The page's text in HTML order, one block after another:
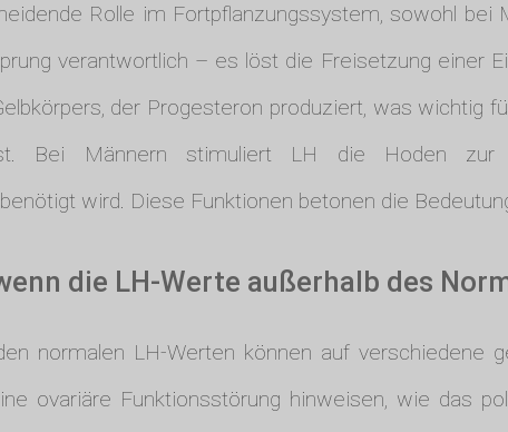
Rolle im Fortpflanzungssystem, sowohl bei
verantwortlich – es löst die Freisetzung einer
der Progesteron produziert, was wichtig
Bei Männern stimuliert LH die Hoden zur
wird. Diese Funktionen betonen die
die LH-Werte außerhalb des
normalen LH-Werten können auf verschiedene
ovariäre Funktionsstörung hinweisen, wie das